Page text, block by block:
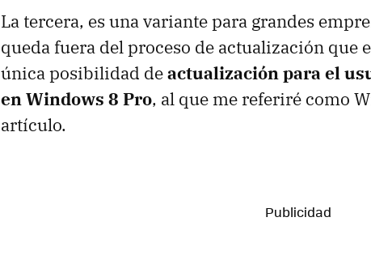
La tercera, es una variante para grandes
queda fuera del proceso de actualización que
única posibilidad deactualización para el
en Windows 8 Pro, al que me referiré como
artículo.